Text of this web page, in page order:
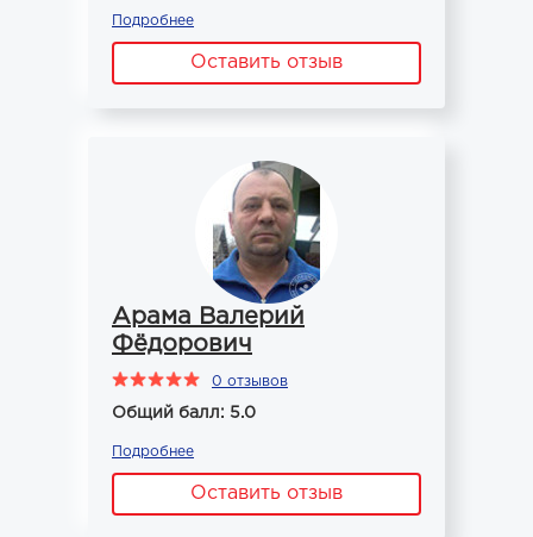
Подробнее
Оставить отзыв
Арама Валерий
Фёдорович
0 отзывов
Общий балл: 5.0
Подробнее
Оставить отзыв